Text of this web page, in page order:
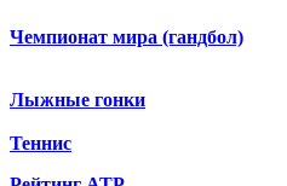
Чемпионат мира (гандбол)
Лыжные гонки
Теннис